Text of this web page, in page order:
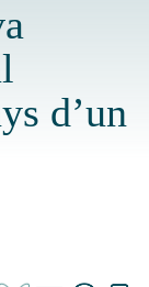
d’un